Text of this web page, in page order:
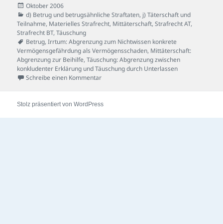
Veröffentlicht
am
Oktober 2006
Kategorien
d) Betrug und betrugsähnliche Straftaten, j) Täterschaft und
Teilnahme, Materielles Strafrecht, Mittäterschaft,Strafrecht AT,
Strafrecht BT,Täuschung
Schlagwörter
Betrug,Irrtum: Abgrenzung zum Nichtwissen konkrete
Vermögensgefährdung als Vermögensschaden, Mittäterschaft:
Abgrenzung zur Beihilfe,Täuschung: Abgrenzung zwischen
konkludenter Erklärung und Täuschung durch Unterlassen
Schreibe einen Kommentarzu Wettskandal-Fall
Stolz präsentiert von WordPress